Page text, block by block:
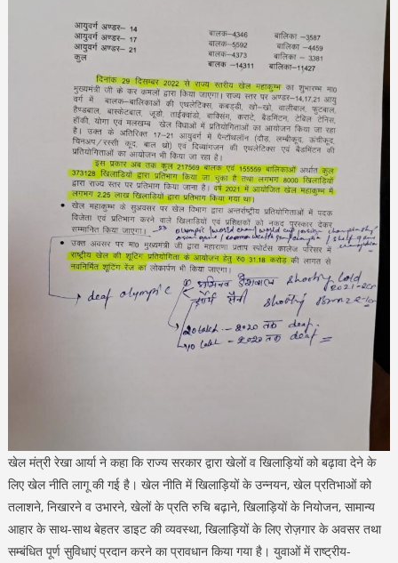
खेल मंत्री रेखा आर्या ने कहा कि राज्य सरकार द्वारा खेलों व खिलाड़ियों को बढ़ावा देने के
लिए खेल नीति लागू की गई है। खेल नीति में खिलाड़ियों के उन्नयन, खेल प्रतिभाओं को
तलाशने, निखारने व उभारने, खेलों के प्रति रुचि बढ़ाने, खिलाड़ियों के नियोजन, सामान्य
आहार के साथ-साथ बेहतर डाइट की व्यवस्था, खिलाड़ियों के लिए रोज़गार के अवसर तथा
सम्बंधित पूर्ण सुविधाएं प्रदान करने का प्रावधान किया गया है। युवाओं में राष्ट्रीय-